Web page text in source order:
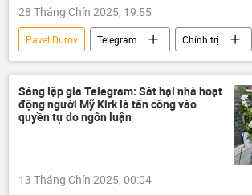
28 Tháng Chín 2025, 19:55
Pavel Durov Telegram
Chính trị
Thế giới
Nga
Moldova
Pháp
bầu cử
Sáng lập gia Telegram: Sát hại nhà hoạt
động người Mỹ Kirk là tấn công vào
quyền tự do ngôn luận
13 Tháng Chín 2025, 00:04